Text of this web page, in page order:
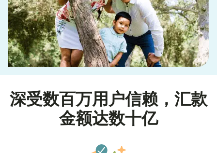
深受数百万用户信赖，汇款
金额达数十亿